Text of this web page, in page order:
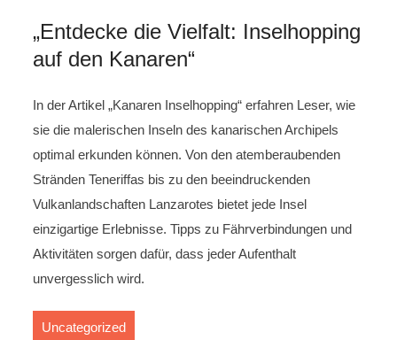
„Entdecke die Vielfalt: Inselhopping
auf den Kanaren“
In der Artikel „Kanaren Inselhopping“ erfahren Leser, wie
sie die malerischen Inseln des kanarischen Archipels
optimal erkunden können. Von den atemberaubenden
Stränden Teneriffas bis zu den beeindruckenden
Vulkanlandschaften Lanzarotes bietet jede Insel
einzigartige Erlebnisse. Tipps zu Fährverbindungen und
Aktivitäten sorgen dafür, dass jeder Aufenthalt
unvergesslich wird.
Uncategorized